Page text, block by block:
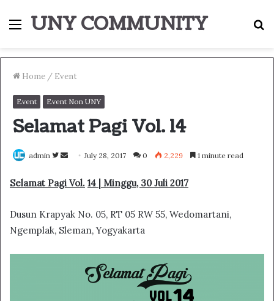
Menu
UNY COMMUNITY
Home / Event
Event Event Non UNY
Selamat Pagi Vol. 14
admin
Follow
Twitter
Send
email
July 28, 2017 0 2,229 1 minute read
Selamat Pagi Vol. 14 | Minggu, 30 Juli 2017
Dusun Krapyak No. 05, RT 05 RW 55, Wedomartani,
Ngemplak, Sleman, Yogyakarta